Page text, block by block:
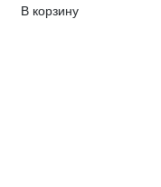
В корзину